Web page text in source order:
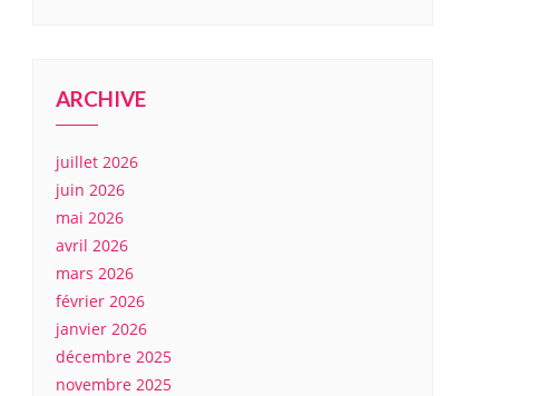
ARCHIVE
juillet 2026
juin 2026
mai 2026
avril 2026
mars 2026
février 2026
janvier 2026
décembre 2025
novembre 2025